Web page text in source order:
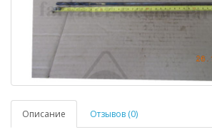
Описание Отзывов (0)